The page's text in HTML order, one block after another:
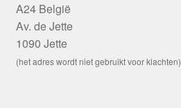
A24 België
Av. de Jette
1090 Jette
(het adres wordt niet gebruikt voor klachten)